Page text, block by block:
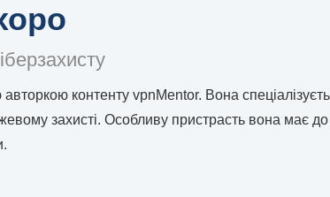
контенту vpnMentor. Вона
захисті. Особливу пристрасть вона має